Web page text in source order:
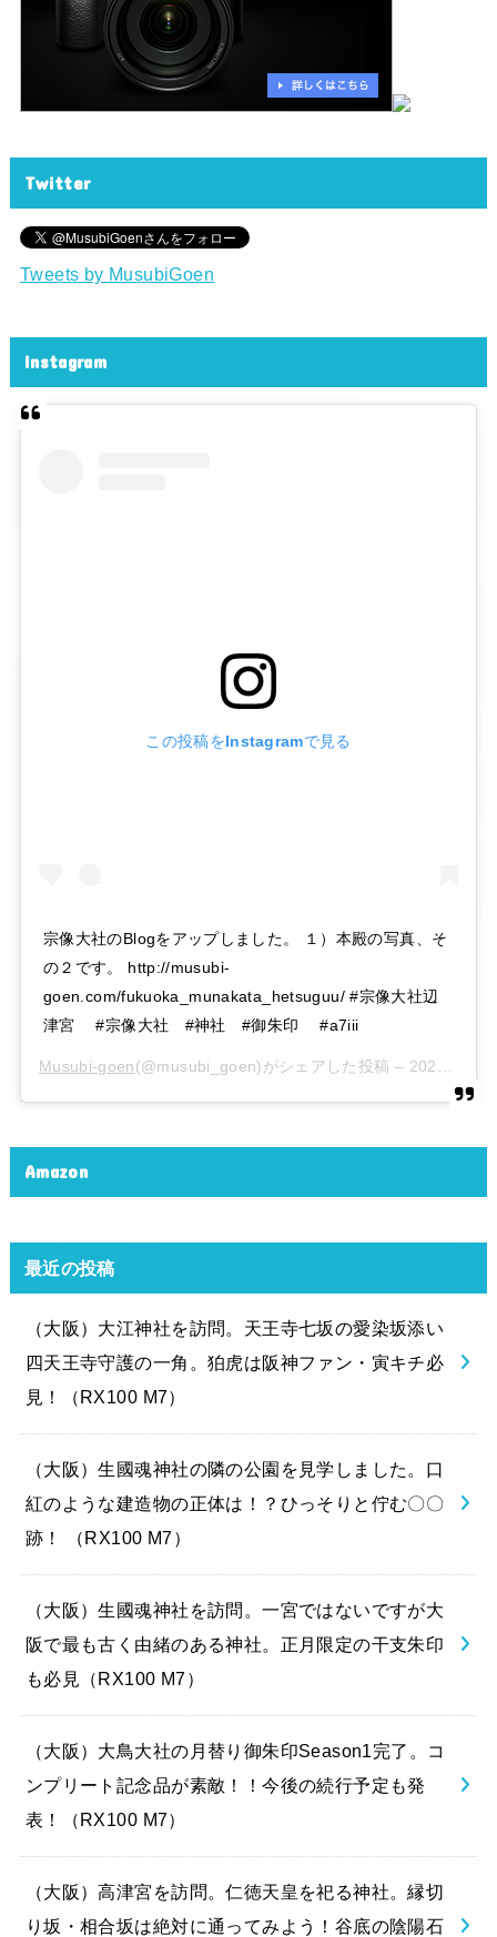
Twitter
Tweets by MusubiGoen
Instagram
この投稿をInstagramで見る
宗像大社のBlogをアップしました。 １）本殿の写真、そ
の２です。 http://musubi-
goen.com/fukuoka_munakata_hetsuguu/ #宗像大社辺
津宮 #宗像大社 #神社 #御朱印 #a7iii
Musubi-goen(@musubi_goen)がシェアした投稿 – 2020年 6月月6日午後10時15分PDT
Amazon
最近の投稿
（大阪）大江神社を訪問。天王寺七坂の愛染坂添い
四天王寺守護の一角。狛虎は阪神ファン・寅キチ必
見！（RX100 M7）
（大阪）生國魂神社の隣の公園を見学しました。口
紅のような建造物の正体は！？ひっそりと佇む〇〇
跡！ （RX100 M7）
（大阪）生國魂神社を訪問。一宮ではないですが大
阪で最も古く由緒のある神社。正月限定の干支朱印
も必見（RX100 M7）
（大阪）大鳥大社の月替り御朱印Season1完了。コ
ンプリート記念品が素敵！！今後の続行予定も発
表！（RX100 M7）
（大阪）高津宮を訪問。仁徳天皇を祀る神社。縁切
り坂・相合坂は絶対に通ってみよう！谷底の陰陽石